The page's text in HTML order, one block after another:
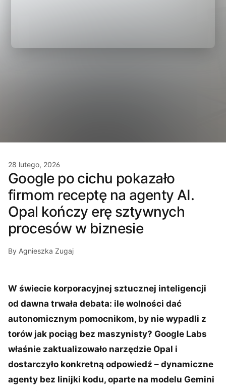
28 lutego, 2026
Google po cichu pokazało
firmom receptę na agenty AI.
Opal kończy erę sztywnych
procesów w biznesie
By Agnieszka Zugaj
W świecie korporacyjnej sztucznej inteligencji
od dawna trwała debata: ile wolności dać
autonomicznym pomocnikom, by nie wypadli z
torów jak pociąg bez maszynisty? Google Labs
właśnie zaktualizowało narzędzie Opal i
dostarczyło konkretną odpowiedź – dynamiczne
agenty bez linijki kodu, oparte na modelu Gemini